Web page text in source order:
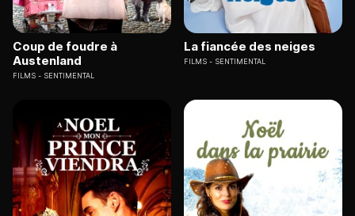
Coup de foudre à
Austenland
FILMS SENTIMENTAL
La fiancée des neiges
FILMS SENTIMENTAL